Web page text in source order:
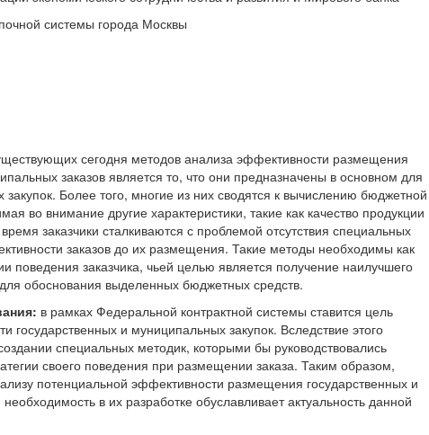
системы города Москвы
сегодня методов анализа эффективности размещения
заказов является то, что они предназначены в основном для
Более того, многие из них сводятся к вычислению бюджетной
во внимание другие характеристики, такие как качество продукции
заказчики сталкиваются с проблемой отсутствия специальных
заказов до их размещения. Такие методы необходимы как
поведения заказчика, чьей целью является получение наилучшего
для обоснования выделенных бюджетных средств.
в рамках Федеральной контрактной системы ставится цель
государственных и муниципальных закупок. Вследствие этого
специальных методик, которыми бы руководствовались
своего поведения при размещении заказа. Таким образом,
потенциальной эффективности размещения государственных и
в их разработке обуславливает актуальность данной